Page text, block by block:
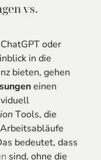
vs.
oder
in die
bieten, gehen
einen
Tools, die
bedeutet, dass
sind, ohne die